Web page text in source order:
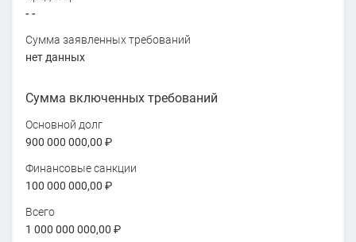
- -
Сумма заявленных требований
нет данных
Сумма включенных требований
Основной долг
900 000 000,00 ₽
Финансовые санкции
100 000 000,00 ₽
Всего
1 000 000 000,00 ₽